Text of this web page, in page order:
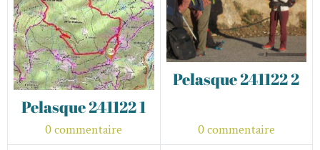
Pelasque 241122 1
0 commentaire
Pelasque 241122 2
0 commentaire